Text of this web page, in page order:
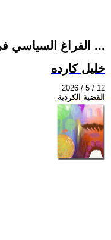
الفراغ السياسي في أقليم كوردستان ...
خليل كارده
2026 / 5 / 12
القضية الكردية